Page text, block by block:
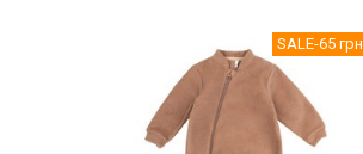
SALE-65 грн